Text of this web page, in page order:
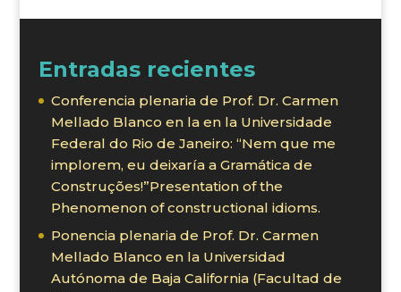
Entradas recientes
Conferencia plenaria de Prof. Dr. Carmen
Mellado Blanco en la en la Universidade
Federal do Rio de Janeiro: “Nem que me
implorem, eu deixaría a Gramática de
Construções!”Presentation of the
Phenomenon of constructional idioms.
Ponencia plenaria de Prof. Dr. Carmen
Mellado Blanco en la Universidad
Autónoma de Baja California (Facultad de